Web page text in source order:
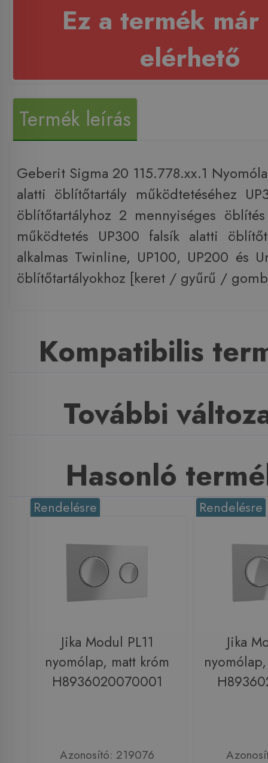
Ez a termék már
elérhető
Termék leírás
Geberit Sigma 20 115.778.xx.1
alatti öblítőtartály működtetéséhez
öblítőtartályhoz 2 mennyiséges
működtetés UP300 falsík alatti
alkalmas Twinline, UP100, UP200 és
öblítőtartályokhoz [keret / gyűrű /
Kompatibilis
További
Hasonló
Rendelésre
Jika Modul PL11
nyomólap, matt króm
H8936020070001
Azonosító: 219076
Rendelésre
Jika